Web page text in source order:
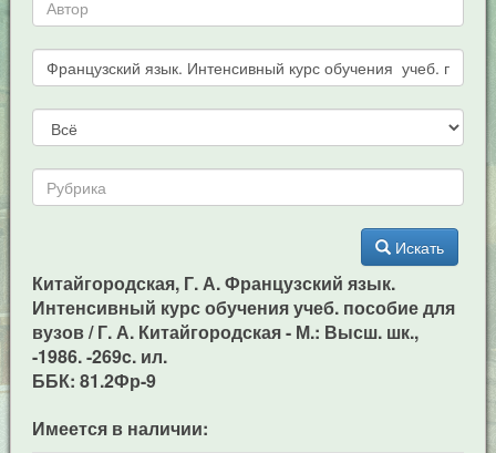
Искать
Китайгородская, Г. А. Французский язык.
Интенсивный курс обучения учеб. пособие для
вузов / Г. А. Китайгородская - М.: Высш. шк.,
-1986. -269c. ил.
ББК: 81.2Фр-9
Имеется в наличии: